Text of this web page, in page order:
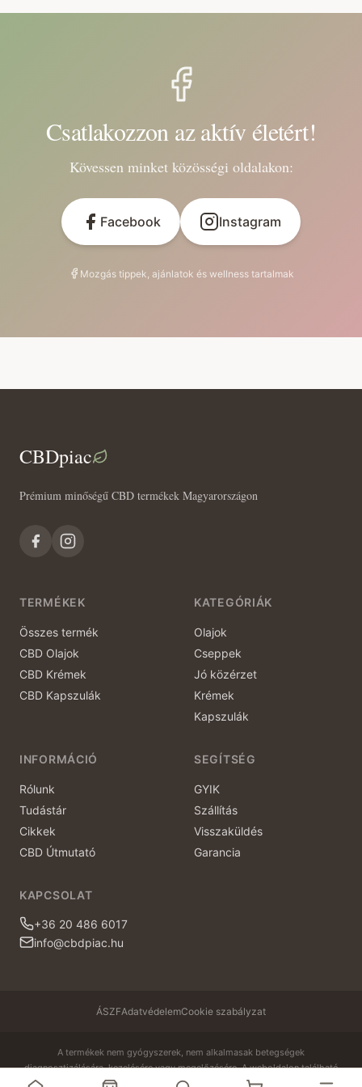
Csatlakozzon az aktív életért!
Kövessen minket közösségi oldalakon:
Facebook Instagram
Mozgás tippek, ajánlatok és wellness tartalmak
CBDpiac
Prémium minőségű CBD termékek Magyarországon
TERMÉKEK
Összes termék
CBD Olajok
CBD Krémek
CBD Kapszulák
KATEGÓRIÁK
Olajok
Cseppek
Jó közérzet
Krémek
Kapszulák
INFORMÁCIÓ
Rólunk
Tudástár
Cikkek
CBD Útmutató
SEGÍTSÉG
GYIK
Szállítás
Visszaküldés
Garancia
KAPCSOLAT
+36 20 486 6017
info@cbdpiac.hu
ÁSZFAdatvédelemCookie szabályzat
A termékek nem gyógyszerek, nem alkalmasak betegségek
diagnosztizálására, kezelésére vagy megelőzésére. A weboldalon található
információk kizárólag tájékoztató jellegűek. Bármilyen egészségügyi panasz